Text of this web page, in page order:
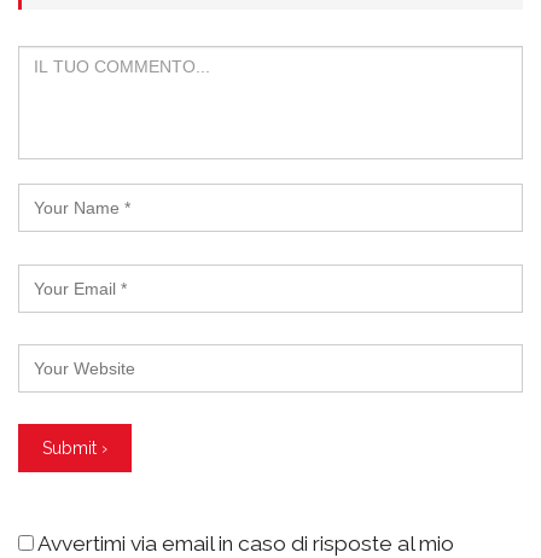
Avvertimi via email in caso di risposte al mio